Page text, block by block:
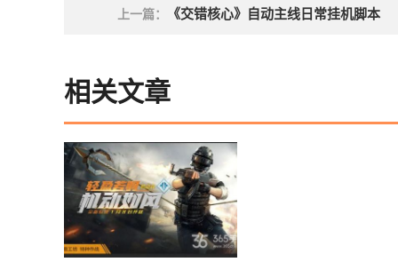
上一篇： 《交错核心》自动主线日常挂机脚本
相关文章